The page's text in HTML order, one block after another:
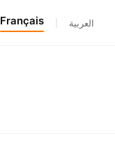
Français العربية